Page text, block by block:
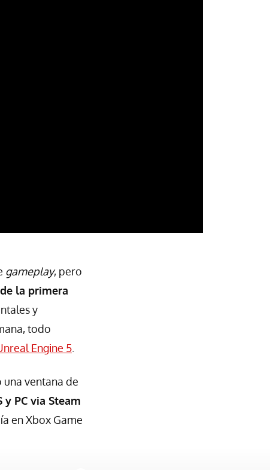
gameplay, pero
la primera
y
todo
Engine 5
ventana de
PC via Steam
en Xbox Game